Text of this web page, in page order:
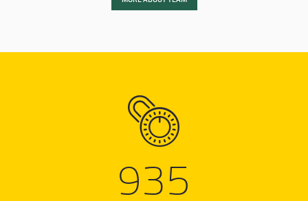
935